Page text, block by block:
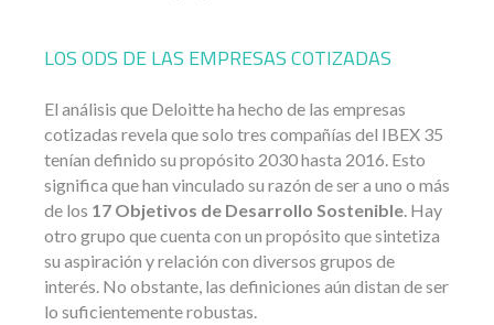
LOS ODS DE LAS EMPRESAS COTIZADAS
El análisis que Deloitte ha hecho de las empresas
cotizadas revela que solo tres compañías del IBEX 35
tenían definido su propósito 2030 hasta 2016. Esto
significa que han vinculado su razón de ser a uno o más
de los 17 Objetivos de Desarrollo Sostenible. Hay
otro grupo que cuenta con un propósito que sintetiza
su aspiración y relación con diversos grupos de
interés. No obstante, las definiciones aún distan de ser
lo suficientemente robustas.